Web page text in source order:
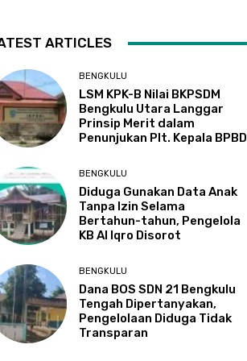
ARTICLES
BENGKULU
LSM KPK-B Nilai BKPSDM
Bengkulu Utara Langgar
Prinsip Merit dalam
Penunjukan Plt. Kepala BPBD
BENGKULU
Diduga Gunakan Data Anak
Tanpa Izin Selama
Bertahun-tahun, Pengelola
KB Al Iqro Disorot
BENGKULU
Dana BOS SDN 21 Bengkulu
Tengah Dipertanyakan,
Pengelolaan Diduga Tidak
Transparan